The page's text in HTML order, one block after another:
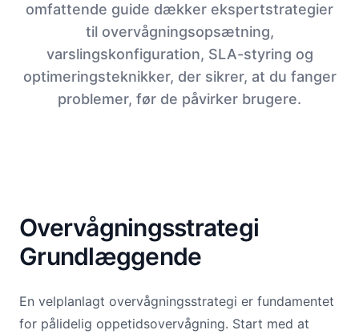
omfattende guide dækker ekspertstrategier
til overvågningsopsætning,
varslingskonfiguration, SLA-styring og
optimeringsteknikker, der sikrer, at du fanger
problemer, før de påvirker brugere.
Overvågningsstrategi
Grundlæggende
En velplanlagt overvågningsstrategi er fundamentet
for pålidelig oppetidsovervågning. Start med at